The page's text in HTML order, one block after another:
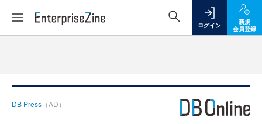
ログイン
新規
会員登録
DB Press （AD）